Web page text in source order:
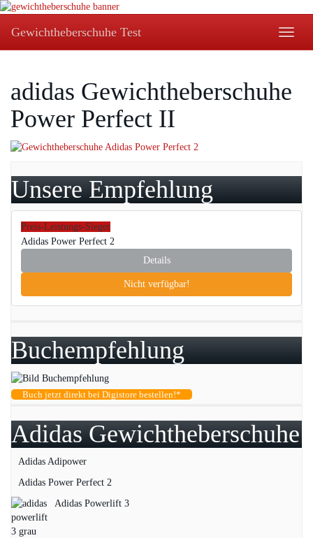
Skip
main
content
Toggle
Gewichtheberschuhe Test
adidas Gewichtheberschuhe
Power Perfect II
Unsere Empfehlung
Preis-Leistungs-Sieger
Adidas Power Perfect 2
Details
Nicht verfügbar!
Buchempfehlung
Buch jetzt direkt bei Digistore bestellen!*
Adidas Gewichtheberschuhe
Adidas Adipower
Adidas Power Perfect 2
Adidas Powerlift 3